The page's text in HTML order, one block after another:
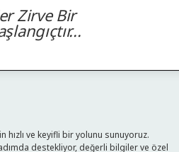
Zirve Bir
hızlı ve keyifli bir yolunu sunuyoruz.
destekliyor, değerli bilgiler ve özel